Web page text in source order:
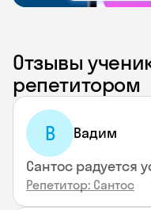
Отзывы
репетитором
В Вадим
Сантос радуется
Репетитор: Сантос